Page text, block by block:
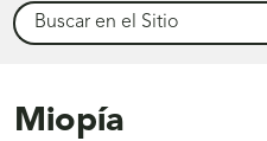
Buscar
Miopía